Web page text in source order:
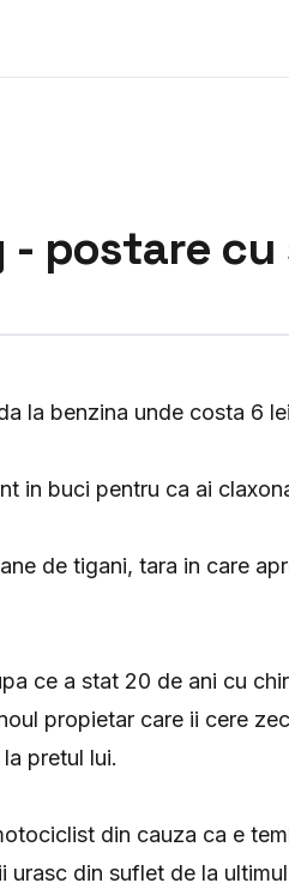
- postare
la benzina unde costa 6
in buci pentru ca ai
de tigani, tara in care
ce a stat 20 de ani cu
propietar care ii cere
pretul lui.
din cauza ca e
din suflet de la